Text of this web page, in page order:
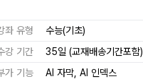
좌 유형
수능(기초)
강 기간
35일 (교재배송기간포함)
가 기능 AI 자막 AI 인덱스